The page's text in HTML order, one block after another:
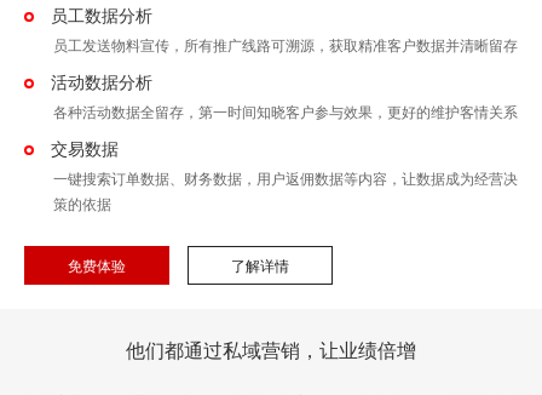
员工数据分析
员工发送物料宣传，所有推广线路可溯源，获取精准客户数据并清晰留存
活动数据分析
各种活动数据全留存，第一时间知晓客户参与效果，更好的维护客情关系
交易数据
一键搜索订单数据、财务数据，用户返佣数据等内容，让数据成为经营决
策的依据
免费体验 了解详情
他们都通过私域营销，让业绩倍增